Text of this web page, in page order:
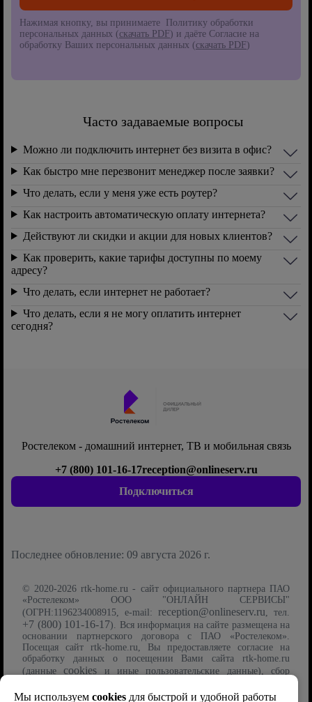
Нажимая кнопку, вы принимаете Политику обработки
персональных данных (скачать PDF) и даёте Согласие на
обработку Ваших персональных данных (скачать PDF)
Часто задаваемые вопросы
Можно ли подключить интернет без визита в офис?
Как быстро мне перезвонит менеджер после заявки?
Что делать, если у меня уже есть роутер?
Как настроить автоматическую оплату интернета?
Действуют ли скидки и акции для новых клиентов?
Как проверить, какие тарифы доступны по моему
адресу?
Что делать, если интернет не работает?
Что делать, если я не могу оплатить интернет
сегодня?
Ростелеком - домашний интернет, ТВ и мобильная связь
Подключиться
+7 (800) 101-16-17reception@onlineserv.ru
Последнее обновление: 09 августа 2026 г.
© 2020-2026 rtk-home.ru - сайт официального партнера ПАО
«Ростелеком» ООО "ОНЛАЙН СЕРВИСЫ"
(ОГРН:1196234008915, e-mail: reception@onlineserv.ru, тел.
+7 (800) 101-16-17). Вся информация на сайте размещена на
основании партнерского договора с ПАО «Ростелеком».
Посещая сайт rtk-home.ru, Вы предоставляете согласие на
обработку данных о посещении Вами сайта rtk-home.ru
(данныеcookies и иные пользовательские данные), сбор
файлов cookie . Указанные данные могут быть использованы
Мы используем cookies для быстрой и удобной работы